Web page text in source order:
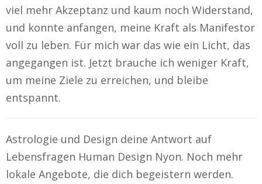
viel mehr Akzeptanz und kaum noch Widerstand,
und konnte anfangen, meine Kraft als Manifestor
voll zu leben. Für mich war das wie ein Licht, das
angegangen ist. Jetzt brauche ich weniger Kraft,
um meine Ziele zu erreichen, und bleibe
entspannt.
Astrologie und Design deine Antwort auf
Lebensfragen Human Design Nyon. Noch mehr
lokale Angebote, die dich begeistern werden.